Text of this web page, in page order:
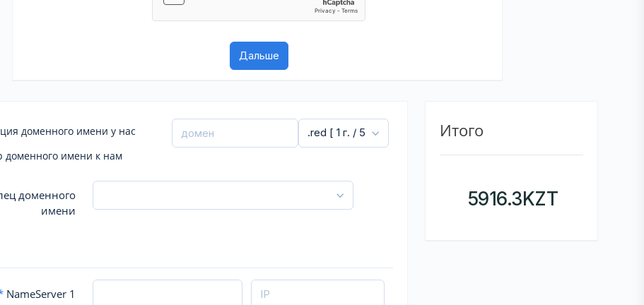
доменного имени у нас
доменного имени к нам
доменного
имени
NameServer 1
Итого
5916.3KZT